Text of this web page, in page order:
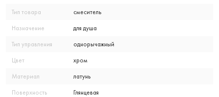
Тип товара смеситель
Назначение для душа
Тип управления однорычажный
Цвет хром
Материал латунь
Поверхность Глянцевая